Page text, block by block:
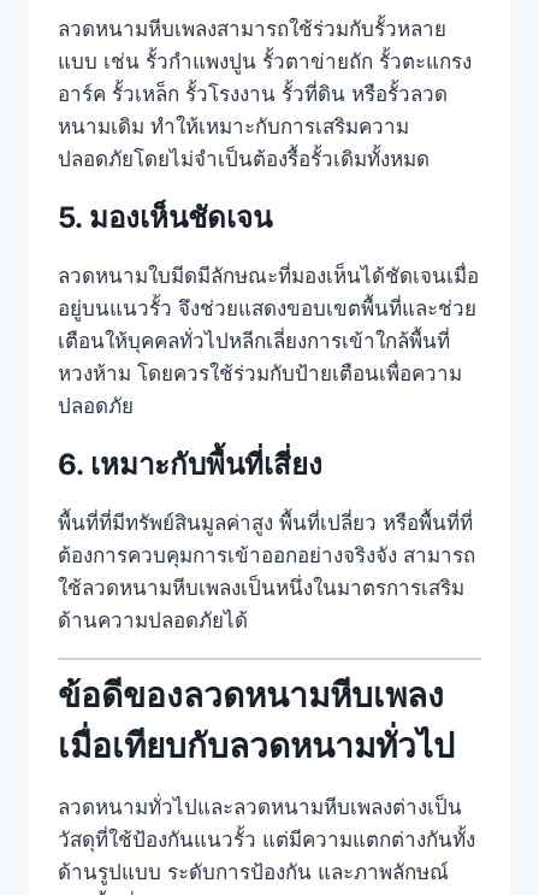
ลวดหนามหีบเพลงสามารถใช้ร่วมกับรั้วหลาย
แบบ เช่น รั้วกำแพงปูน รั้วตาข่ายถัก รั้วตะแกรง
อาร์ค รั้วเหล็ก รั้วโรงงาน รั้วที่ดิน หรือรั้วลวด
หนามเดิม ทำให้เหมาะกับการเสริมความ
ปลอดภัยโดยไม่จำเป็นต้องรื้อรั้วเดิมทั้งหมด
5. มองเห็นชัดเจน
ลวดหนามใบมีดมีลักษณะที่มองเห็นได้ชัดเจนเมื่อ
อยู่บนแนวรั้ว จึงช่วยแสดงขอบเขตพื้นที่และช่วย
เตือนให้บุคคลทั่วไปหลีกเลี่ยงการเข้าใกล้พื้นที่
หวงห้าม โดยควรใช้ร่วมกับป้ายเตือนเพื่อความ
ปลอดภัย
6. เหมาะกับพื้นที่เสี่ยง
พื้นที่ที่มีทรัพย์สินมูลค่าสูง พื้นที่เปลี่ยว หรือพื้นที่ที่
ต้องการควบคุมการเข้าออกอย่างจริงจัง สามารถ
ใช้ลวดหนามหีบเพลงเป็นหนึ่งในมาตรการเสริม
ด้านความปลอดภัยได้
ข้อดีของลวดหนามหีบเพลง
เมื่อเทียบกับลวดหนามทั่วไป
ลวดหนามทั่วไปและลวดหนามหีบเพลงต่างเป็น
วัสดุที่ใช้ป้องกันแนวรั้ว แต่มีความแตกต่างกันทั้ง
ด้านรูปแบบ ระดับการป้องกัน และภาพลักษณ์